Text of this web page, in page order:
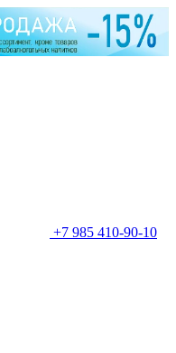
+7 985 410-90-10